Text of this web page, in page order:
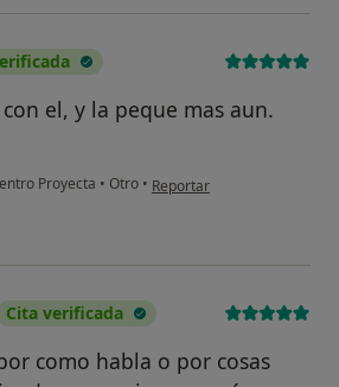
el, y la peque mas aun.
Proyecta • Otro • en opinión del usuario
Reportar
Cita verificada
como habla o por cosas